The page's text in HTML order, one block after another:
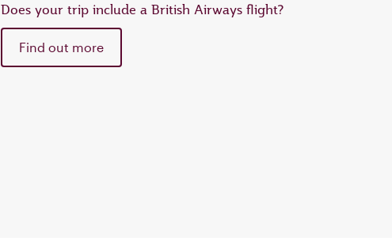
Does your trip include a British Airways flight?
Find out more